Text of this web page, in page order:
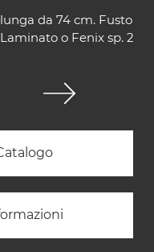
da 74 cm. Fusto
o Fenix sp. 2